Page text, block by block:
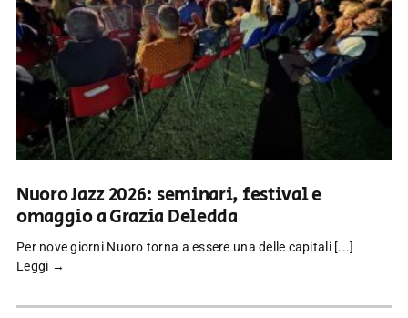
Nuoro Jazz 2026: seminari, festival e
omaggio a Grazia Deledda
Per nove giorni Nuoro torna a essere una delle capitali [...]
Leggi →